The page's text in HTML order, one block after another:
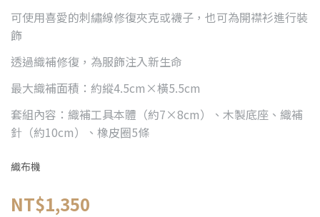
可使用喜愛的刺繡線修復夾克或襪子，也可為開襟衫進行裝
飾
透過織補修復，為服飾注入新生命
最大織補面積：約縱4.5cm×橫5.5cm
套組內容：織補工具本體（約7×8cm）、木製底座、織補
針（約10cm）、橡皮圈5條
織布機
NT$1,350